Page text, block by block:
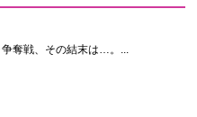
奪戦、その結末は…。...